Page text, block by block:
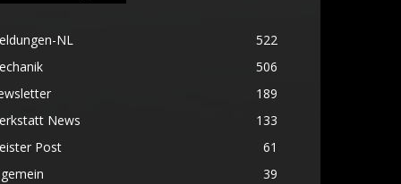
NL
522
506
189
News
133
Post
61
39